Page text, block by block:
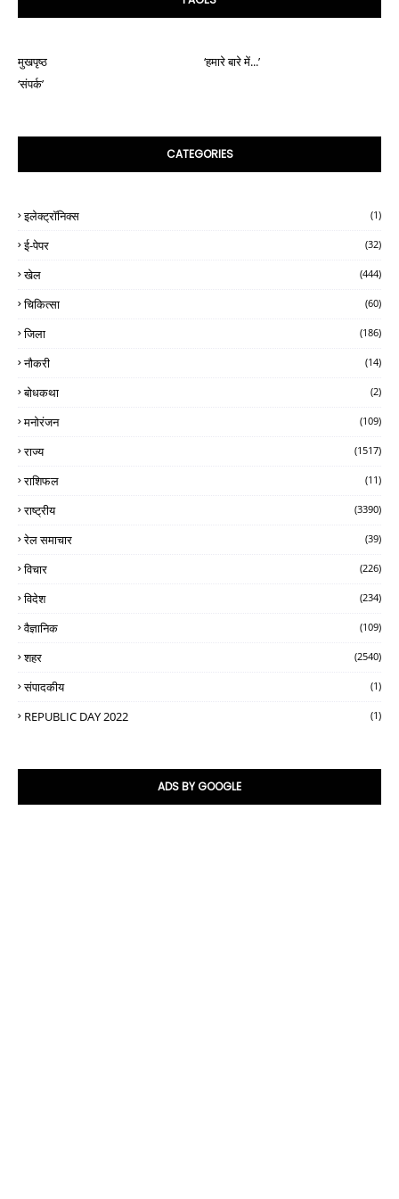
मुखपृष्ठ
‘हमारे बारे में...’
‘संपर्क’
CATEGORIES
इलेक्ट्रॉनिक्स (1)
ई-पेपर (32)
खेल (444)
चिकित्सा (60)
जिला (186)
नौकरी (14)
बोधकथा (2)
मनोरंजन (109)
राज्य (1517)
राशिफल (11)
राष्ट्रीय (3390)
रेल समाचार (39)
विचार (226)
विदेश (234)
वैज्ञानिक (109)
शहर (2540)
संपादकीय (1)
REPUBLIC DAY 2022 (1)
ADS BY GOOGLE